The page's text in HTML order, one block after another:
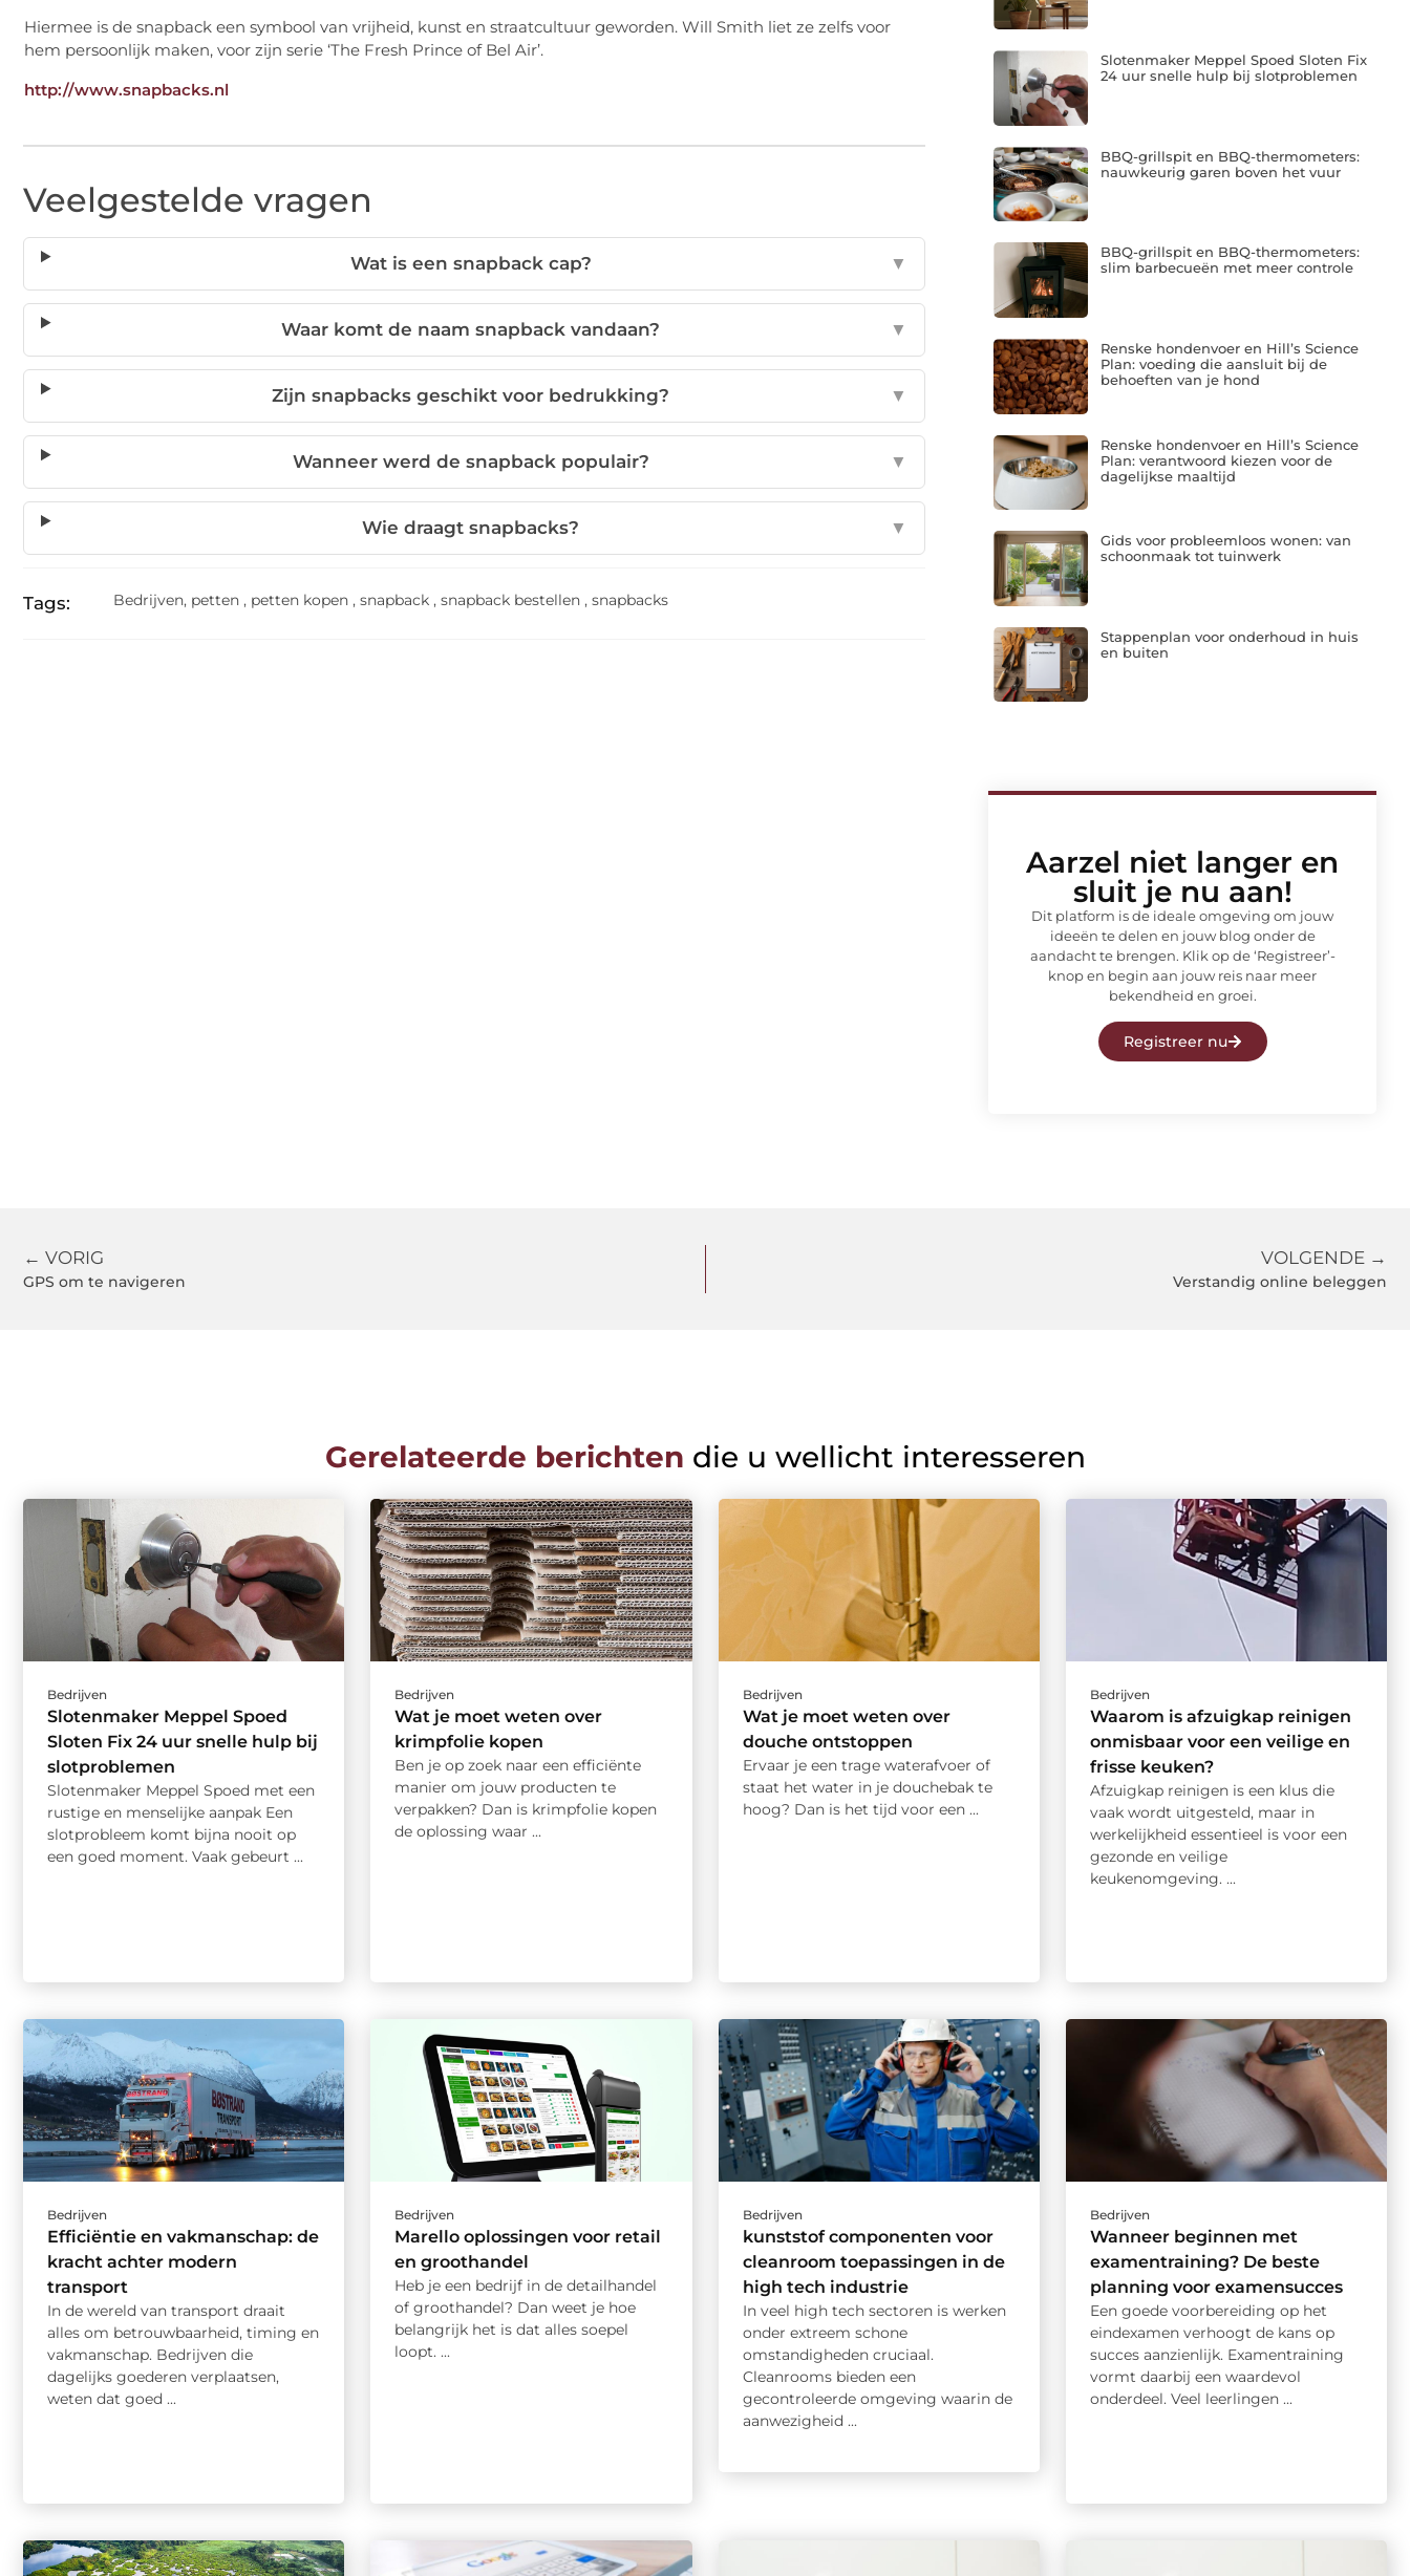
Hiermee is de snapback een symbool van vrijheid, kunst en straatcultuur geworden. Will Smith liet ze zelfs voor
hem persoonlijk maken, voor zijn serie ‘The Fresh Prince of Bel Air’.
http://www.snapbacks.nl
Veelgestelde vragen
Wat is een snapback cap? ▼
Waar komt de naam snapback vandaan? ▼
Zijn snapbacks geschikt voor bedrukking? ▼
Wanneer werd de snapback populair? ▼
Wie draagt snapbacks? ▼
Tags: Bedrijven, petten , petten kopen , snapback , snapback bestellen , snapbacks
Slotenmaker Meppel Spoed Sloten Fix
24 uur snelle hulp bij slotproblemen
BBQ-grillspit en BBQ-thermometers:
nauwkeurig garen boven het vuur
BBQ-grillspit en BBQ-thermometers:
slim barbecueën met meer controle
Renske hondenvoer en Hill’s Science
Plan: voeding die aansluit bij de
behoeften van je hond
Renske hondenvoer en Hill’s Science
Plan: verantwoord kiezen voor de
dagelijkse maaltijd
Gids voor probleemloos wonen: van
schoonmaak tot tuinwerk
Stappenplan voor onderhoud in huis
en buiten
Aarzel niet langer en
sluit je nu aan!
Dit platform is de ideale omgeving om jouw
ideeën te delen en jouw blog onder de
aandacht te brengen. Klik op de ‘Registreer’-
knop en begin aan jouw reis naar meer
bekendheid en groei.
Registreer nu
← VORIG
GPS om te navigeren
VOLGENDE →
Verstandig online beleggen
Gerelateerde berichten die u wellicht interesseren
Bedrijven
Slotenmaker Meppel Spoed
Sloten Fix 24 uur snelle hulp bij
slotproblemen
Slotenmaker Meppel Spoed met een
rustige en menselijke aanpak Een
slotprobleem komt bijna nooit op
een goed moment. Vaak gebeurt ...
Bedrijven
Wat je moet weten over
krimpfolie kopen
Ben je op zoek naar een efficiënte
manier om jouw producten te
verpakken? Dan is krimpfolie kopen
de oplossing waar ...
Bedrijven
Wat je moet weten over
douche ontstoppen
Ervaar je een trage waterafvoer of
staat het water in je douchebak te
hoog? Dan is het tijd voor een ...
Bedrijven
Waarom is afzuigkap reinigen
onmisbaar voor een veilige en
frisse keuken?
Afzuigkap reinigen is een klus die
vaak wordt uitgesteld, maar in
werkelijkheid essentieel is voor een
gezonde en veilige
keukenomgeving. ...
Bedrijven
Efficiëntie en vakmanschap: de
kracht achter modern
transport
In de wereld van transport draait
alles om betrouwbaarheid, timing en
vakmanschap. Bedrijven die
dagelijks goederen verplaatsen,
weten dat goed ...
Bedrijven
Marello oplossingen voor retail
en groothandel
Heb je een bedrijf in de detailhandel
of groothandel? Dan weet je hoe
belangrijk het is dat alles soepel
loopt. ...
Bedrijven
kunststof componenten voor
cleanroom toepassingen in de
high tech industrie
In veel high tech sectoren is werken
onder extreem schone
omstandigheden cruciaal.
Cleanrooms bieden een
gecontroleerde omgeving waarin de
aanwezigheid ...
Bedrijven
Wanneer beginnen met
examentraining? De beste
planning voor examensucces
Een goede voorbereiding op het
eindexamen verhoogt de kans op
succes aanzienlijk. Examentraining
vormt daarbij een waardevol
onderdeel. Veel leerlingen ...